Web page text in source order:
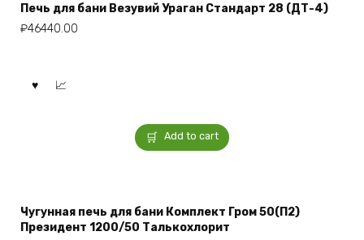
Печь для бани Везувий Ураган Стандарт 28 (ДТ-4)
₽46440.00
Add to cart
Чугунная печь для бани Комплект Гром 50(П2)
Президент 1200/50 Талькохлорит